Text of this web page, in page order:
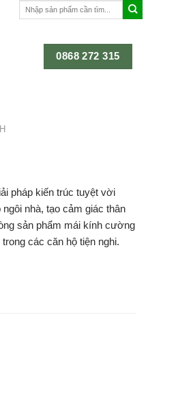
kiếm:
0868 272 315
pháp kiến trúc tuyệt vời
nhà, tạo cảm giác thân
sản phẩm mái kính cường
các căn hộ tiện nghi.